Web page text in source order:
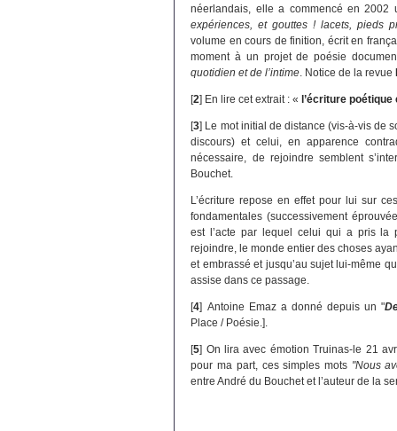
néerlandais, elle a commencé en
expériences, et gouttes ! lacets, pieds
volume en cours de finition, écrit en
moment à un projet de poésie
quotidien et de l’intime. Notice de la revue
[2] En lire cet extrait : «l’écriture poétique
[3] Le mot initial de distance (vis-à-vis de
discours) et celui, en apparence
nécessaire, de rejoindre semblent
Bouchet.
L’écriture repose en effet pour lui sur
fondamentales (successivement
est l’acte par lequel celui qui a pris la
rejoindre, le monde entier des choses
et embrassé et jusqu’au sujet lui-même
assise dans ce passage.
[4] Antoine Emaz a donné depuis un "
Place / Poésie.].
[5] On lira avec émotion Truinas-le 21
pour ma part, ces simples mots "Nous
entre André du Bouchet et l’auteur de la